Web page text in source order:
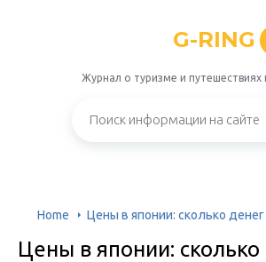
G-RING
Журнал о туризме и путешествиях
Home Цены в японии: сколько
Цены в японии: сколько